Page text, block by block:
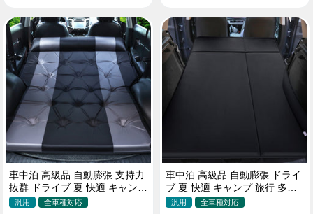
車中泊 高級品 自動膨張 支持力
抜群 ドライブ 夏 快適 キャンプ
旅行 省スペース エアーベッド
汎用 全車種対応
車中泊 高級品 自動膨張 ドライ
ブ 夏 快適 キャンプ 旅行 多用
取付簡単 収納便利 エアーベッ
汎用 全車種対応